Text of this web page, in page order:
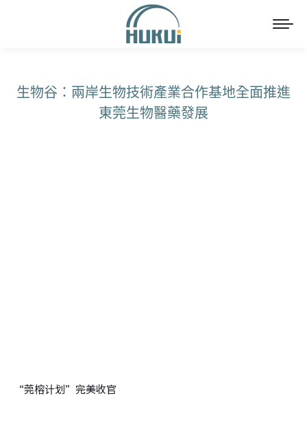
生物谷：兩岸生物技術產業合作基地全面推進
東莞生物醫藥發展
“莞榕计划”完美收官